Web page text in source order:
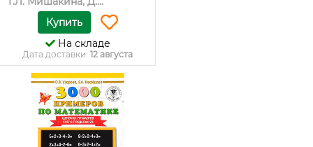
Купить
На складе
Дата доставки: 12 августа